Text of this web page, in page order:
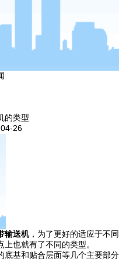
的类型
26
输送机，为了更好的适应于不同
也就有了不同的类型。
底基和贴合层面等几个主要部分